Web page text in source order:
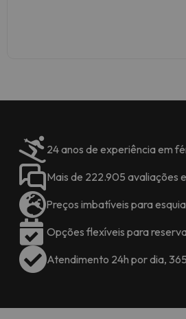
alterações
24 anos de experiência em
Mais de 222.905 avaliações
Preços imbatíveis para
Opções flexíveis para
Atendimento 24h por dia,